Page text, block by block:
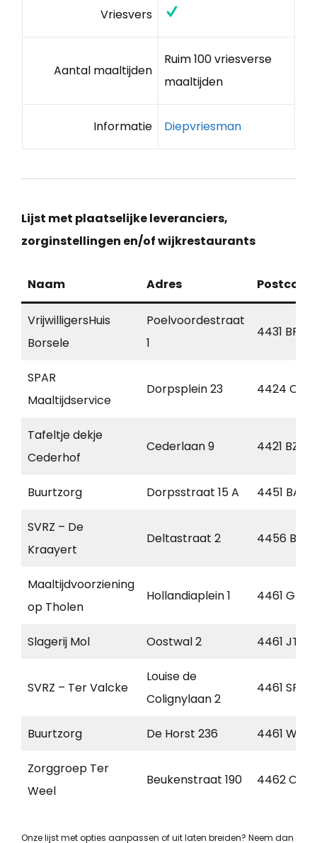
Vriesvers
Aantal maaltijden
Ruim 100 vriesverse
maaltijden
Informatie Diepvriesman
Lijst met plaatselijke leveranciers,
zorginstellingen en/of wijkrestaurants
Naam Adres Postcode
VrijwilligersHuis
Borsele
Poelvoordestraat
1
4431 BP
SPAR
Maaltijdservice
Dorpsplein 23 4424 CA
Tafeltje dekje
Cederhof
Cederlaan 9 4421 BZ
Buurtzorg Dorpsstraat 15 A 4451 BA
SVRZ – De
Kraayert
Deltastraat 2 4456 BB
Maaltijdvoorziening
op Tholen
Hollandiaplein 1 4461 GT
Slagerij Mol Oostwal 2 4461 JT
SVRZ – Ter Valcke
Louise de
Colignylaan 2
4461 SP
Buurtzorg De Horst 236 4461 WZ
Zorggroep Ter
Weel
Beukenstraat 190 4462 CB
Onze lijst met opties aanpassen of uit laten breiden? Neem dan